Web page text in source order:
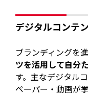
デジタルコンテ
ブランディングを
ツを活用して自分
す。主なデジタル
ペーパー・動画が